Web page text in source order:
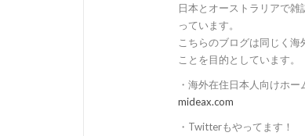
日本とオーストラリアで
っています。
こちらのブログは同じく
ことを目的としています。
・海外在住日本人向けホ
mideax.com
・Twitterもやってます！